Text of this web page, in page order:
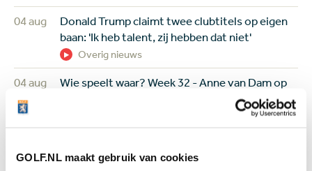
GOLF.NL maakt gebruik van cookies
04 aug
Donald Trump claimt twee clubtitels op eigen
baan: 'Ik heb talent, zij hebben dat niet'
Overig nieuws
04 aug
Wie speelt waar? Week 32 - Anne van Dam op
zoek naar eerste topresultaat en drama